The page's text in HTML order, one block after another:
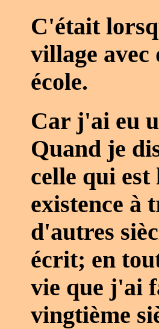
C'était
village avec
école.
Car j'ai eu
Quand je
celle qui
existence à
d'autres
écrit; en
vie que j'ai
vingtième